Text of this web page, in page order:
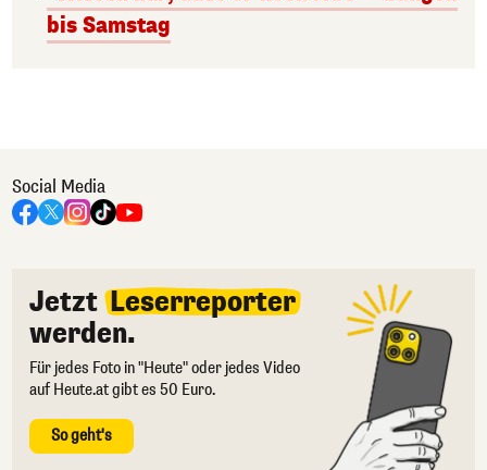
bis Samstag
Social Media
Jetzt Leserreporter
werden.
Für jedes Foto in "Heute" oder jedes Video
auf Heute.at gibt es 50 Euro.
So geht's